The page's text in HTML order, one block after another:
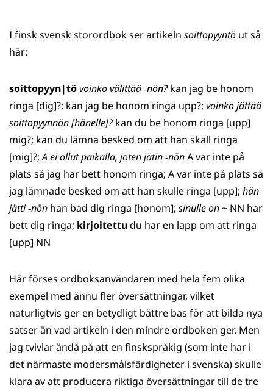
I finsk svensk storordbok ser artikeln soittopyyntö ut så
här:
soittopyyn|tövoinko välittää‑nön?kan jag be honom
ringa [dig]?; kan jag be honom ringa upp?; voinko jättää
soittopyynnön [hänelle]?kan du be honom ringa [upp]
mig?; kan du lämna besked om att han skall ringa
[mig]?;A ei ollut paikalla, joten jätin‑nönA var inte på
plats så jag har bett honom ringa; A var inte på plats så
jag lämnade besked om att han skulle ringa [upp]; hän
jätti‑nön han bad dig ringa [honom]; sinulle on ~ NN har
bett dig ringa; kirjoitettudu har en lapp om att ringa
[upp] NN
Här förses ordboksanvändaren med hela fem olika
exempel med ännu fler översättningar, vilket
naturligtvis ger en betydligt bättre bas för att bilda nya
satser än vad artikeln i den mindre ordboken ger. Men
jag tvivlar ändå på att en finskspråkig (som inte har i
det närmaste modersmålsfärdigheter i svenska) skulle
klara av att producera riktiga översättningar till de tre